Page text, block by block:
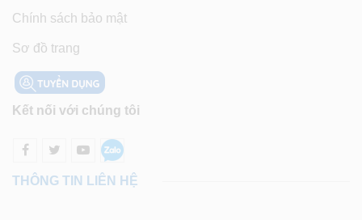
Chính sách bảo mật
Sơ đồ trang
Kết nối với chúng tôi
THÔNG TIN LIÊN HỆ